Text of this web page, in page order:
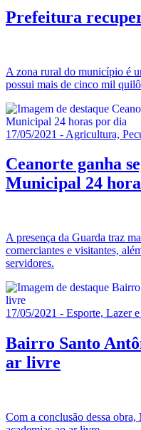
Prefeitura
A zona rural do município é
possui mais de cinco mil
17/05/2021 - Agricultura,
Ceanorte ganha
Municipal 24
A presença da Guarda traz
comerciantes e visitantes,
servidores.
17/05/2021 - Esporte, Lazer
Bairro Santo
ar livre
Com a conclusão dessa